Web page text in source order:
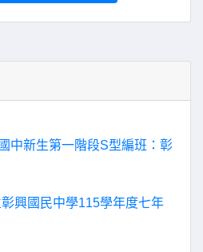
中新生第一階段S型編班：彰
彰興國民中學115學年度七年